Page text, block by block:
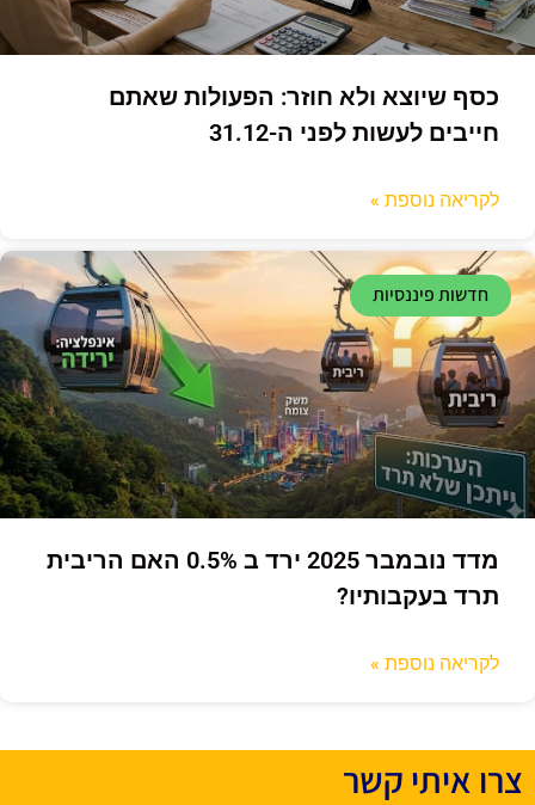
כסף שיוצא ולא חוזר: הפעולות שאתם
חייבים לעשות לפני ה-31.12
לקריאה נוספת »
חדשות פיננסיות
מדד נובמבר 2025 ירד ב 0.5% האם הריבית
תרד בעקבותיו?
לקריאה נוספת »
צרו איתי קשר